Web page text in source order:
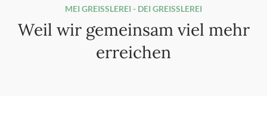
MEI GREISSLEREI - DEI GREISSLEREI
Weil wir gemeinsam viel mehr
erreichen